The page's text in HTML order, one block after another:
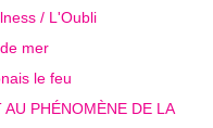
/ L'Oubli
mer
le feu
AU PHÉNOMÈNE DE LA